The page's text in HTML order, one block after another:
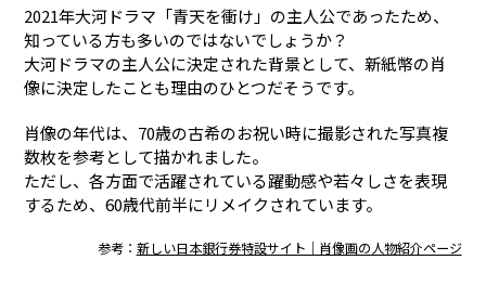
2021年大河ドラマ「青天を衝け」の主人公であったため、
知っている方も多いのではないでしょうか？
大河ドラマの主人公に決定された背景として、新紙幣の肖
像に決定したことも理由のひとつだそうです。
肖像の年代は、70歳の古希のお祝い時に撮影された写真複
数枚を参考として描かれました。
ただし、各方面で活躍されている躍動感や若々しさを表現
するため、60歳代前半にリメイクされています。
参考： 新しい日本銀行券特設サイト｜肖像画の人物紹介ページ